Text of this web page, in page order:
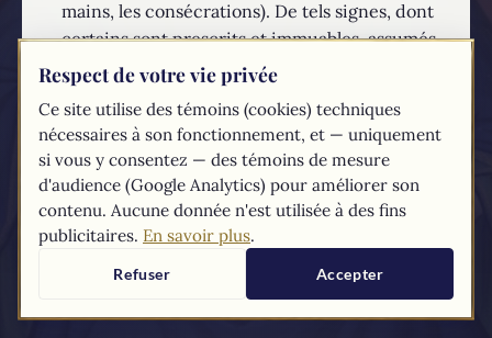
mains, les consécrations). De tels signes, dont
certains sont prescrits et immuables, assumés
par le Christ, sont porteurs de l’action du salut
et de la sanctification.
EN SAVOIR PLUS...
Les textes du Compendiumdu catéchisme de l'Église catholique sont
tirés dusite du Vatican
Respect de votre vie privée
Ce site utilise des témoins (cookies) techniques
nécessaires à son fonctionnement, et — uniquement
si vous y consentez — des témoins de mesure
d'audience (Google Analytics) pour améliorer son
contenu. Aucune donnée n'est utilisée à des fins
publicitaires. En savoir plus.
Refuser Accepter